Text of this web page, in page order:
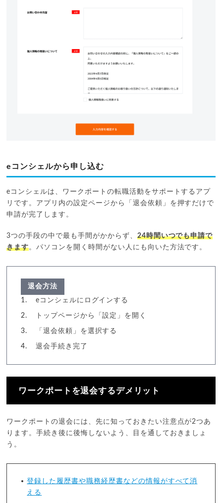
eコンシェルから申し込む
eコンシェルは、ワークポートの転職活動をサポートするアプ
リです。アプリ内の設定ページから「退会依頼」を押すだけで
申請が完了します。
3つの手段の中で最も手間がかからず、 24時間いつでも申請で
きます。パソコンを開く時間がない人にも向いた方法です。
退会方法
eコンシェルにログインする
トップページから「設定」を開く
「退会依頼」を選択する
退会手続き完了
ワークポートを退会するデメリット
ワークポートの退会には、先に知っておきたい注意点が2つあ
ります。手続き後に後悔しないよう、目を通しておきましょ
う。
登録した履歴書や職務経歴書などの情報がすべて消
える